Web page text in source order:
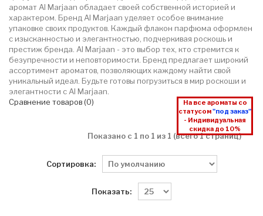
аромат Al Marjaan обладает своей собственной историей и
характером. Бренд Al Marjaan уделяет особое внимание
упаковке своих продуктов. Каждый флакон парфюма оформлен
с изысканностью и элегантностью, подчеркивая роскошь и
престиж бренда. Al Marjaan - это выбор тех, кто стремится к
безупречности и неповторимости. Бренд предлагает широкий
ассортимент ароматов, позволяющих каждому найти свой
уникальный идеал. Будьте готовы погрузиться в мир роскоши и
элегантности с Al Marjaan.
На все ароматы со
статусом"под заказ"
- Индивидуальная
скидка до 10%
Сравнение товаров (0)
Показано с 1 по 1 из 1 (всего 1 страниц)
Сортировка:
Показать: